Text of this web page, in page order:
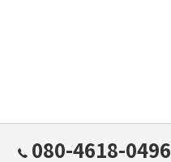
080-4618-0496